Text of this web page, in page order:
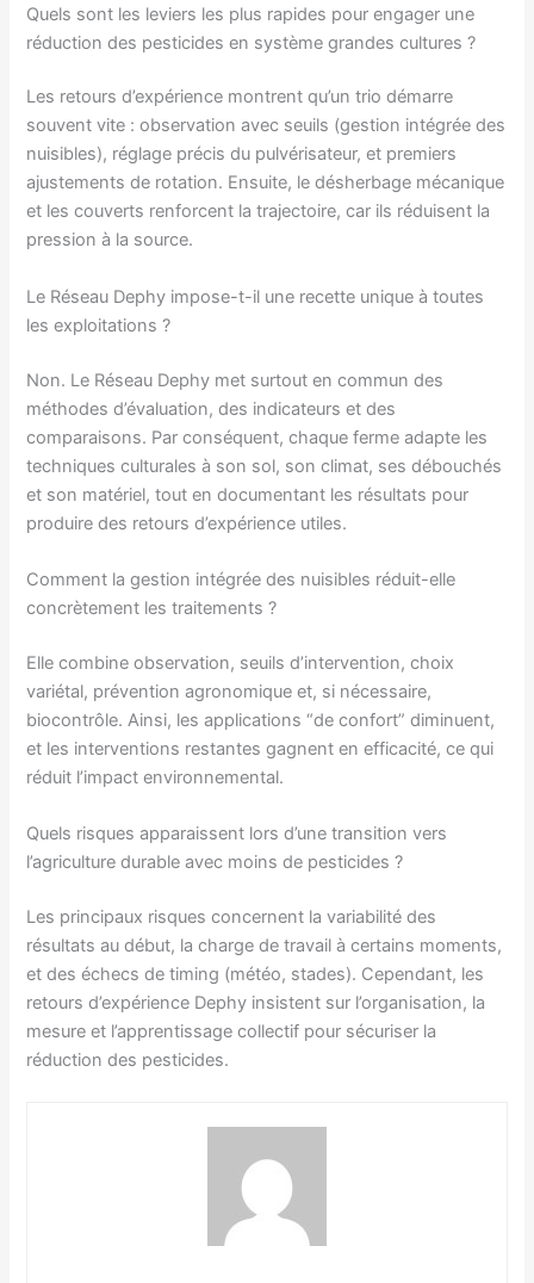
Quels sont les leviers les plus rapides pour engager une
réduction des pesticides en système grandes cultures ?
Les retours d’expérience montrent qu’un trio démarre
souvent vite : observation avec seuils (gestion intégrée des
nuisibles), réglage précis du pulvérisateur, et premiers
ajustements de rotation. Ensuite, le désherbage mécanique
et les couverts renforcent la trajectoire, car ils réduisent la
pression à la source.
Le Réseau Dephy impose-t-il une recette unique à toutes
les exploitations ?
Non. Le Réseau Dephy met surtout en commun des
méthodes d’évaluation, des indicateurs et des
comparaisons. Par conséquent, chaque ferme adapte les
techniques culturales à son sol, son climat, ses débouchés
et son matériel, tout en documentant les résultats pour
produire des retours d’expérience utiles.
Comment la gestion intégrée des nuisibles réduit-elle
concrètement les traitements ?
Elle combine observation, seuils d’intervention, choix
variétal, prévention agronomique et, si nécessaire,
biocontrôle. Ainsi, les applications “de confort” diminuent,
et les interventions restantes gagnent en efficacité, ce qui
réduit l’impact environnemental.
Quels risques apparaissent lors d’une transition vers
l’agriculture durable avec moins de pesticides ?
Les principaux risques concernent la variabilité des
résultats au début, la charge de travail à certains moments,
et des échecs de timing (météo, stades). Cependant, les
retours d’expérience Dephy insistent sur l’organisation, la
mesure et l’apprentissage collectif pour sécuriser la
réduction des pesticides.